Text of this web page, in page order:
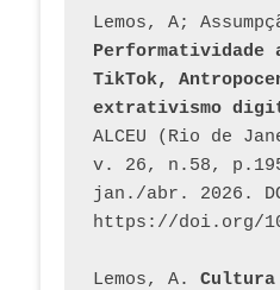
Performatividade
TikTok,
extrativismo
ALCEU (Rio de
v. 26, n.58,
jan./abr. 2026.
https://doi.org/
Lemos, A.